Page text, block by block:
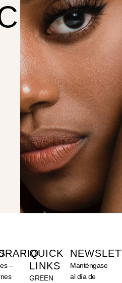
–
QUICK
LINKS
GREEN
Manténgase
al día de